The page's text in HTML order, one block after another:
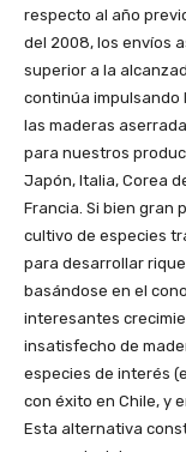
respecto al año
del 2008, los envíos
superior a la
continúa
las maderas
para nuestros
Japón, Italia, Corea
Francia. Si bien gran
cultivo de especies
para desarrollar
basándose en el
interesantes
insatisfecho de
especies de interés
con éxito en Chile, y
Esta alternativa